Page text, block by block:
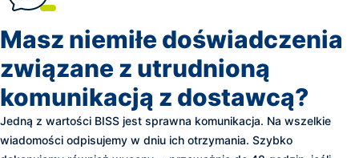
Masz niemiłe doświadczenia
związane z utrudnioną
komunikacją z dostawcą?
Jedną z wartości BISS jest sprawna komunikacja. Na wszelkie
wiadomości odpisujemy w dniu ich otrzymania. Szybko